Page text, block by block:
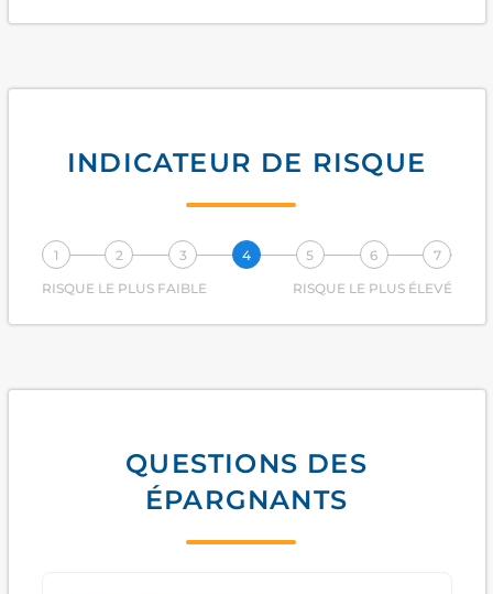
INDICATEUR DE RISQUE
1 2 3 4 5 6
7
RISQUE LE PLUS FAIBLE
RISQUE LE PLUS ÉLEVÉ
QUESTIONS DES
ÉPARGNANTS